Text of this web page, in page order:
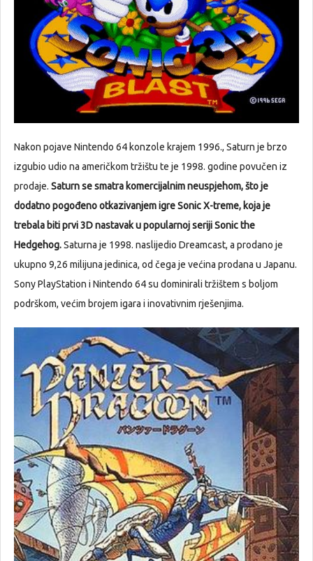
Nakon pojave Nintendo 64 konzole krajem 1996., Saturn je brzo
izgubio udio na američkom tržištu te je 1998. godine povučen iz
prodaje. Saturn se smatra komercijalnim neuspjehom, što je
dodatno pogođeno otkazivanjem igre Sonic X-treme, koja je
trebala biti prvi 3D nastavak u popularnoj seriji Sonic the
Hedgehog.Saturna je 1998. naslijedio Dreamcast, a prodano je
ukupno 9,26 milijuna jedinica, od čega je većina prodana u Japanu.
Sony PlayStation i Nintendo 64 su dominirali tržištem s boljom
podrškom, većim brojem igara i inovativnim rješenjima.